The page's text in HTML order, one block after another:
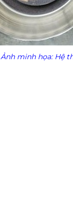
Ảnh minh họa: Hệ